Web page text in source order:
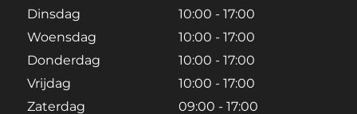
Dinsdag
10:00 - 17:00
Woensdag
10:00 - 17:00
Donderdag
10:00 - 17:00
Vrijdag
10:00 - 17:00
Zaterdag
09:00 - 17:00